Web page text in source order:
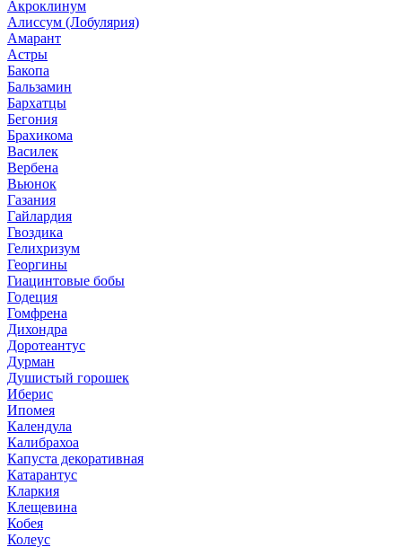
Акроклинум
Алиссум (Лобулярия)
Амарант
Астры
Бакопа
Бальзамин
Бархатцы
Бегония
Брахикома
Василек
Вербена
Вьюнок
Газания
Гайлардия
Гвоздика
Гелихризум
Георгины
Гиацинтовые бобы
Годеция
Гомфрена
Дихондра
Доротеантус
Дурман
Душистый горошек
Иберис
Ипомея
Календула
Калибрахоа
Капуста декоративная
Катарантус
Кларкия
Клещевина
Кобея
Колеус